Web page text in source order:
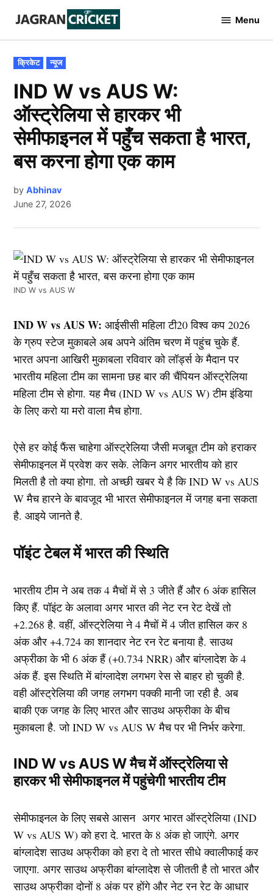
content
Cricket
Menu
POSTED
IN
क्रिकेट न्यूज
IND W vs AUS W:
ऑस्ट्रेलिया से हारकर भी
सेमीफाइनल में पहुँच सकता है भारत,
बस करना होगा एक काम
by Abhinav
June 27, 2026
IND W vs AUS W
IND W vs AUS W: आईसीसी महिला टी20 विश्व कप 2026
के ग्रुप स्टेज मुकाबले अब अपने अंतिम चरण में पहुंच चुके हैं.
भारत अपना आखिरी मुकाबला रविवार को लॉर्ड्स के मैदान पर
भारतीय महिला टीम का सामना छह बार की चैंपियन ऑस्ट्रेलिया
महिला टीम से होगा. यह मैच (IND W vs AUS W) टीम इंडिया
के लिए करो या मरो वाला मैच होगा.
ऐसे हर कोई फैंस चाहेगा ऑस्ट्रेलिया जैसी मजबूत टीम को हराकर
सेमीफाइनल में प्रवेश कर सके. लेकिन अगर भारतीय को हार
मिलती है तो क्या होगा. तो अच्छी खबर ये है कि IND W vs AUS
W मैच हारने के बावजूद भी भारत सेमीफाइनल में जगह बना सकता
है. आइये जानते है.
पॉइंट टेबल में भारत की स्थिति
भारतीय टीम ने अब तक 4 मैचों में से 3 जीते हैं और 6 अंक हासिल
किए हैं. पॉइंट के अलावा अगर भारत की नेट रन रेट देखें तो
+2.268 है. वहीं, ऑस्ट्रेलिया ने 4 मैचों में 4 जीत हासिल कर 8
अंक और +4.724 का शानदार नेट रन रेट बनाया है. साउथ
अफ्रीका के भी 6 अंक हैं (+0.734 NRR) और बांग्लादेश के 4
अंक हैं. इस स्थिति में बांग्लादेश लगभग रेस से बाहर हो चुकी है.
वही ऑस्ट्रेलिया की जगह लगभग पक्की मानी जा रही है. अब
बाकी एक जगह के लिए भारत और साउथ अफ्रीका के बीच
मुकाबला है. जो IND W vs AUS W मैच पर भी निर्भर करेगा.
IND W vs AUS W मैच में ऑस्ट्रेलिया से
हारकर भी सेमीफाइनल में पहुंचेगी भारतीय टीम
सेमीफाइनल के लिए सबसे आसन अगर भारत ऑस्ट्रेलिया (IND
W vs AUS W) को हरा दे. भारत के 8 अंक हो जाएंगे. अगर
बांग्लादेश साउथ अफ्रीका को हरा दे तो भारत सीधे क्वालीफाई कर
जाएगा. अगर साउथ अफ्रीका बांग्लादेश से जीतती है तो भारत और
साउथ अफ्रीका दोनों 8 अंक पर होंगे और नेट रन रेट के आधार